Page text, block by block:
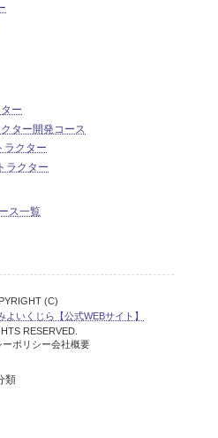
ー
ター開発コース
ラクター
ラクター
ス一覧
(C)
よいくじら【公式WEBサイト】
RESERVED.
ーポリシー会社概要
類